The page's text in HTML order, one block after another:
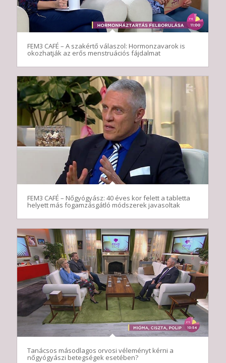
FEM3 CAFÉ – A szakértő válaszol: Hormonzavarok is
okozhatják az erős menstruációs fájdalmat
FEM3 CAFÉ – Nőgyógyász: 40 éves kor felett a tabletta
helyett más fogamzásgátló módszerek javasoltak
Tanácsos másodlagos orvosi véleményt kérni a
nőgyógyászi betegségek esetében?